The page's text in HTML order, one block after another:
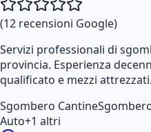
(12 recensioni Google)
Servizi professionali di
provincia. Esperienza
qualificato e mezzi attrezzati.
Sgombero Cantine
Auto+1 altri